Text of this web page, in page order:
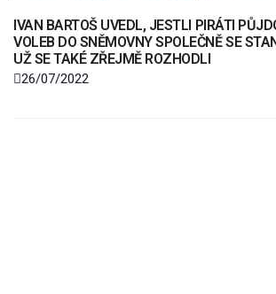
IVAN BARTOŠ UVEDL, JESTLI PIRÁTI
VOLEB DO SNĚMOVNY SPOLEČNĚ SE
UŽ SE TAKÉ ZŘEJMĚ ROZHODLI
26/07/2022